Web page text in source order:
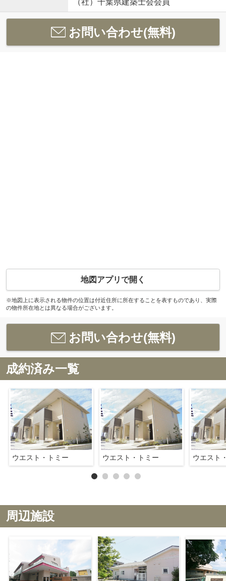
お問い合わせ(無料)
地図アプリで開く
※地図上に表示される物件の位置は付近住所に所在することを表すものであり、実際
の物件所在地とは異なる場合がございます。
お問い合わせ(無料)
成約済み一覧
ウエスト・トミー ウエスト・トミー ウエスト
周辺施設